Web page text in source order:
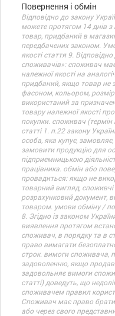
Повернення і обмін
Відповідно до закону
можете протягом 14 днів
товар, придбаний в
передбачених законом.
якості стаття 9.
споживачів»: споживач
належної якості на
придбаний, якщо товар не
фасоном, кольором,
використаний за
товару належної якості
покупки. споживач (термін
статті 1. п.22 закону
особа, яка купує,
замовити продукцію для
підприємницькою
працівника. обмін або
провадиться: якщо не
товарний вигляд,
розрахунковий документ,
товаром. умови обміну /
8. Згідно із законом
виявлення протягом
споживач, в порядку та в
право вимагати
строк. вимоги споживача,
задоволенню, якщо
задовольняє вимоги
статті) доведуть, що
споживачем правил
Споживач має право брати
або через свого